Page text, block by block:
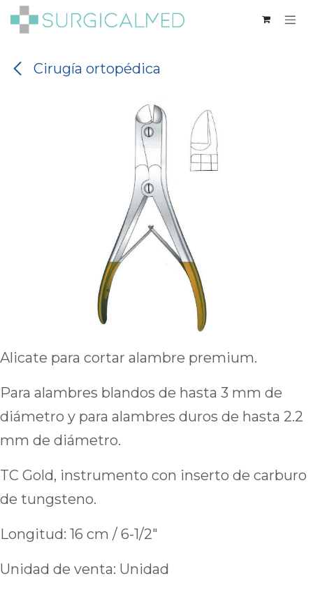
Ir al contenido
Cirugía ortopédica
Alicate para cortar alambre premium.
Para alambres blandos de hasta 3 mm de
diámetro y para alambres duros de hasta 2.2
mm de diámetro.
TC Gold, instrumento con inserto de carburo
de tungsteno.
Longitud: 16 cm / 6-1/2"
Unidad de venta: Unidad